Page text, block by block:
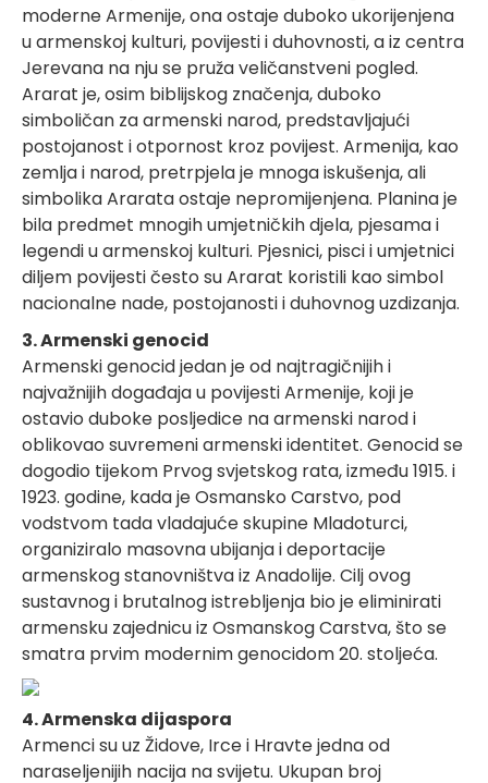
moderne Armenije, ona ostaje duboko ukorijenjena
u armenskoj kulturi, povijesti i duhovnosti, a iz centra
Jerevana na nju se pruža veličanstveni pogled.
Ararat je, osim biblijskog značenja, duboko
simboličan za armenski narod, predstavljajući
postojanost i otpornost kroz povijest. Armenija, kao
zemlja i narod, pretrpjela je mnoga iskušenja, ali
simbolika Ararata ostaje nepromijenjena. Planina je
bila predmet mnogih umjetničkih djela, pjesama i
legendi u armenskoj kulturi. Pjesnici, pisci i umjetnici
diljem povijesti često su Ararat koristili kao simbol
nacionalne nade, postojanosti i duhovnog uzdizanja.
3. Armenski genocid
Armenski genocid jedan je od najtragičnijih i
najvažnijih događaja u povijesti Armenije, koji je
ostavio duboke posljedice na armenski narod i
oblikovao suvremeni armenski identitet. Genocid se
dogodio tijekom Prvog svjetskog rata, između 1915. i
1923. godine, kada je Osmansko Carstvo, pod
vodstvom tada vladajuće skupine Mladoturci,
organiziralo masovna ubijanja i deportacije
armenskog stanovništva iz Anadolije. Cilj ovog
sustavnog i brutalnog istrebljenja bio je eliminirati
armensku zajednicu iz Osmanskog Carstva, što se
smatra prvim modernim genocidom 20. stoljeća.
4. Armenska dijaspora
Armenci su uz Židove, Irce i Hravte jedna od
naraseljenijih nacija na svijetu. Ukupan broj